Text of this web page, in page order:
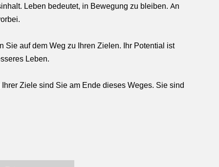
Leben bedeutet, in Bewegung zu bleiben. An
Sie auf dem Weg zu Ihren Zielen. Ihr Potential ist
Leben.
Ziele sind Sie am Ende dieses Weges. Sie sind